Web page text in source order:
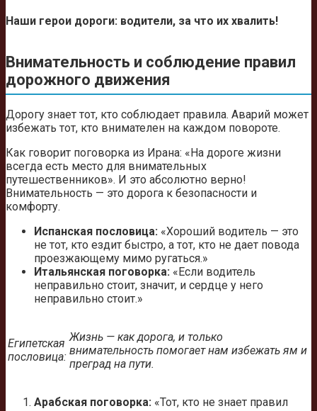
Наши герои дороги: водители, за что их хвалить!
Внимательность и соблюдение правил
дорожного движения
Дорогу знает тот, кто соблюдает правила. Аварий может
избежать тот, кто внимателен на каждом повороте.
Как говорит поговорка из Ирана: «На дороге жизни
всегда есть место для внимательных
путешественников». И это абсолютно верно!
Внимательность — это дорога к безопасности и
комфорту.
Испанская пословица: «Хороший водитель — это
не тот, кто ездит быстро, а тот, кто не дает повода
проезжающему мимо ругаться.»
Итальянская поговорка: «Если водитель
неправильно стоит, значит, и сердце у него
неправильно стоит.»
Египетская
пословица:
Жизнь — как дорога, и только
внимательность помогает нам избежать ям и
преград на пути.
Арабская поговорка: «Тот, кто не знает правил